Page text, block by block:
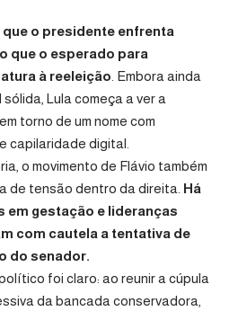
o presidente enfrenta
que o esperado para
à reeleição . Embora ainda
Lula começa a ver a
torno de um nome com
capilaridade digital.
o movimento de Flávio também
de tensão dentro da direita. Há
gestação e lideranças
com cautela a tentativa de
do senador.
foi claro: ao reunir a cúpula
da bancada conservadora,